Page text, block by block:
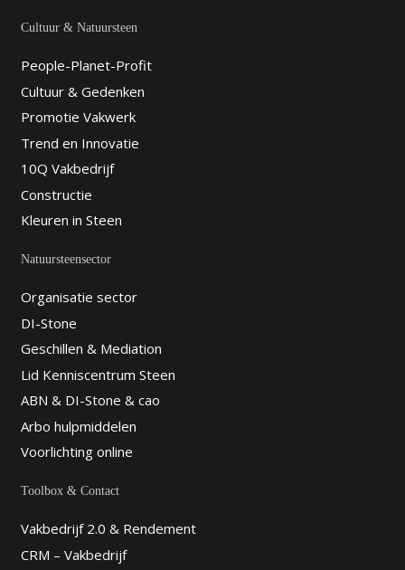
Cultuur & Natuursteen
People-Planet-Profit
Cultuur & Gedenken
Promotie Vakwerk
Trend en Innovatie
10Q Vakbedrijf
Constructie
Kleuren in Steen
Natuursteensector
Organisatie sector
DI-Stone
Geschillen & Mediation
Lid Kenniscentrum Steen
ABN & DI-Stone & cao
Arbo hulpmiddelen
Voorlichting online
Toolbox & Contact
Vakbedrijf 2.0 & Rendement
CRM – Vakbedrijf